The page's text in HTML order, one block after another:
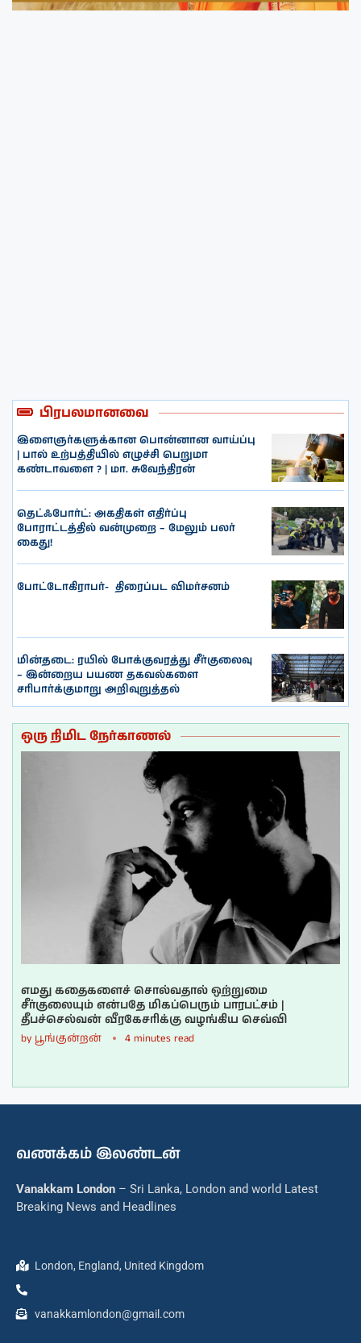
பிரபலமானவை
இளைஞர்களுக்கான பொன்னான வாய்ப்பு
| பால் உற்பத்தியில் எழுச்சி பெறுமா
கண்டாவளை ? | மா. சுவேந்திரன்
தெட்ஃபோர்ட்: அகதிகள் எதிர்ப்பு
போராட்டத்தில் வன்முறை – மேலும் பலர்
கைது!
போட்டோகிராபர்- ‌ திரைப்பட விமர்சனம்
மின்தடை: ரயில் போக்குவரத்து சீர்குலைவு
– இன்றைய பயண தகவல்களை
சரிபார்க்குமாறு அறிவுறுத்தல்
ஒரு நிமிட நேர்காணல்
எமது கதைகளைச் சொல்வதால் ஒற்றுமை
சீர்குலையும் என்பதே மிகப்பெரும் பாரபட்சம் |
தீபச்செல்வன் வீரகேசரிக்கு வழங்கிய செவ்வி
by பூங்குன்றன் 4 minutes read
வணக்கம் இலண்டன்
Vanakkam London – Sri Lanka, London and world Latest
Breaking News and Headlines
London, England, United Kingdom
vanakkamlondon@gmail.com